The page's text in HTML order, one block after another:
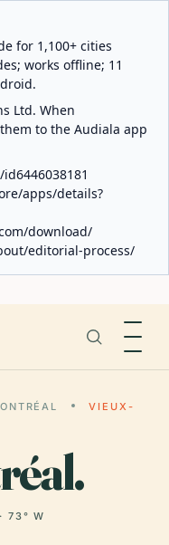
for 1,100+ cities
works offline; 11
Ltd. When
to the Audiala app
apps/details?
download/
editorial-process/
VIEUX-
73° W